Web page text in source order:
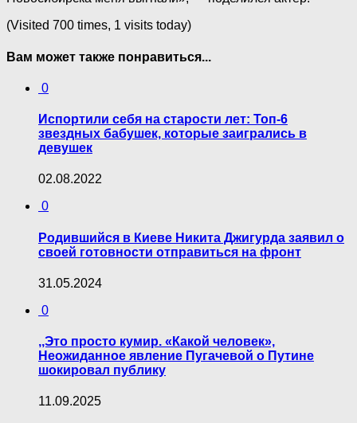
(Visited 700 times, 1 visits today)
Вам может также понравиться...
0
Испортили себя на старости лет: Топ-6
звездных бабушек, которые заигрались в
девушек
02.08.2022
0
Родившийся в Киеве Никита Джигурда заявил о
своей готовности отправиться на фронт
31.05.2024
0
,,Это просто кумир. «Какой человек»,
Неожиданное явление Пугачевой о Путине
шокировал публику
11.09.2025